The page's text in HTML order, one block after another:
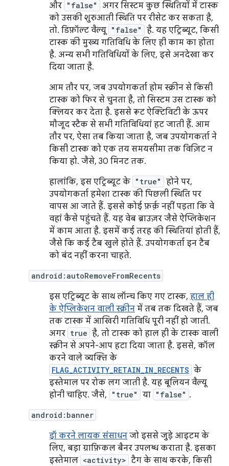
और "false"
अगर सिस्टम कुछ स्थितियों में टास्क
को उसकी शुरुआती स्थिति पर रीसेट कर सकता है,
तो. डिफ़ॉल्ट वैल्यू "false"
है. यह एट्रिब्यूट, किसी
टास्क की मुख्य गतिविधि के लिए ही काम का होता
है. अन्य सभी गतिविधियों के लिए, इसे अनदेखा कर
दिया जाता है.
आम तौर पर, जब उपयोगकर्ता होम स्क्रीन से किसी
टास्क को फिर से चुनता है, तो सिस्टम उस टास्क को
क्लियर कर देता है. इससे रूट ऐक्टिविटी के ऊपर
मौजूद स्टैक से सभी गतिविधियां हट जाती हैं. आम
तौर पर, ऐसा तब किया जाता है, जब उपयोगकर्ता ने
किसी टास्क को एक तय समयसीमा तक विज़िट न
किया हो. जैसे, 30 मिनट तक.
हालांकि, इस एट्रिब्यूट के "true"
होने पर,
उपयोगकर्ता हमेशा टास्क की पिछली स्थिति पर
वापस आ जाते हैं. इससे कोई फ़र्क़ नहीं पड़ता कि वे
वहां कैसे पहुंचते हैं. यह वेब ब्राउज़र जैसे ऐप्लिकेशन
में काम आता है. इसमें कई तरह की स्थितियां होती हैं,
जैसे कि कई टैब खुले होते हैं. उपयोगकर्ता इन टैब
को बंद नहीं करना चाहते.
android:autoRemoveFromRecents
इस एट्रिब्यूट के साथ लॉन्च किए गए टास्क, हाल ही
के ऐप्लिकेशन वाली स्क्रीन में तब तक दिखते हैं, जब
तक टास्क में आखिरी गतिविधि पूरी नहीं हो जाती.
अगर true है, तो टास्क को हाल ही के टास्क वाली
स्क्रीन से अपने-आप हटा दिया जाता है. इससे, कॉल
करने वाले व्यक्ति के
FLAG_ACTIVITY_RETAIN_IN_RECENTS के
इस्तेमाल पर रोक लग जाती है. यह बूलियन वैल्यू
होनी चाहिए. जैसे,
"true" या "false" .
android:banner
ड्रॉ करने लायक संसाधन जो इससे जुड़े आइटम के
लिए, बड़ा ग्राफ़िकल बैनर उपलब्ध कराता है. इसका
इस्तेमाल <activity> टैग के साथ करके, किसी